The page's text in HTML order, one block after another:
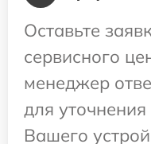
Оставьте
сервисного
менеджер
для
Вашего